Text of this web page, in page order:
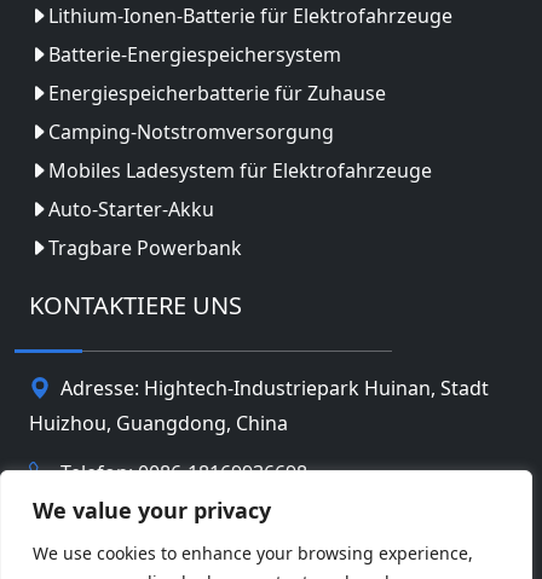
We value your privacy
We use cookies to enhance your browsing experience,
Lithium-Ionen-Batterie für Elektrofahrzeuge
Batterie-Energiespeichersystem
Energiespeicherbatterie für Zuhause
Camping-Notstromversorgung
Mobiles Ladesystem für Elektrofahrzeuge
Auto-Starter-Akku
Tragbare Powerbank
KONTAKTIERE UNS
Adresse: Hightech-Industriepark Huinan, Stadt
Huizhou, Guangdong, China
Telefon: 0086-18169936698
info@jbbatterychina.com